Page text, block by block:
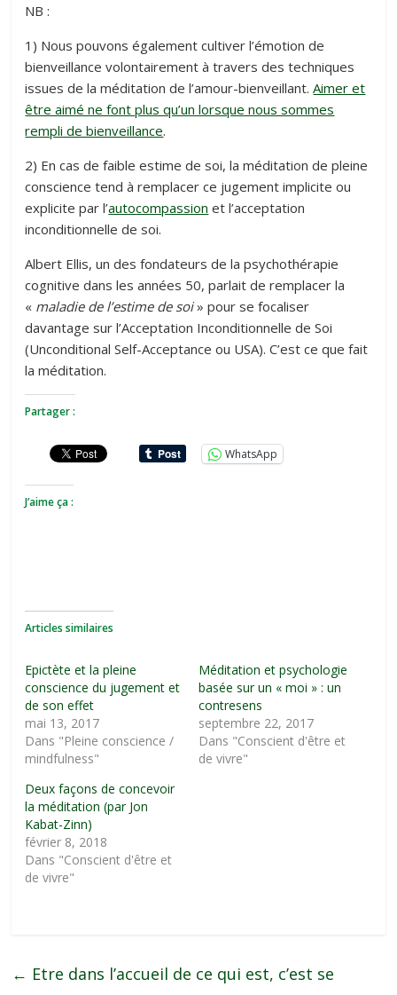
NB :
1) Nous pouvons également cultiver l’émotion de
bienveillance volontairement à travers des techniques
issues de la méditation de l’amour-bienveillant.Aimer et
être aimé ne font plus qu’un lorsque nous sommes
rempli de bienveillance.
2) En cas de faible estime de soi, la méditation de pleine
conscience tend à remplacer ce jugement implicite ou
explicite par l’autocompassion et l’acceptation
inconditionnelle de soi.
Albert Ellis, un des fondateurs de la psychothérapie
cognitive dans les années 50, parlait de remplacer la
« maladie de l’estime de soi» pour se focaliser
davantage sur l’Acceptation Inconditionnelle de Soi
(Unconditional Self-Acceptance ou USA). C’est ce que fait
la méditation.
Partager :
WhatsApp
J’aime ça :
Articles similaires
Epictète et la pleine
conscience du jugement et
de son effet
mai 13, 2017
Dans "Pleine conscience /
mindfulness"
Méditation et psychologie
basée sur un « moi » : un
contresens
septembre 22, 2017
Dans "Conscient d'être et
de vivre"
Deux façons de concevoir
la méditation (par Jon
Kabat-Zinn)
février 8, 2018
Dans "Conscient d'être et
de vivre"
← Etre dans l’accueil de ce qui est, c’est se